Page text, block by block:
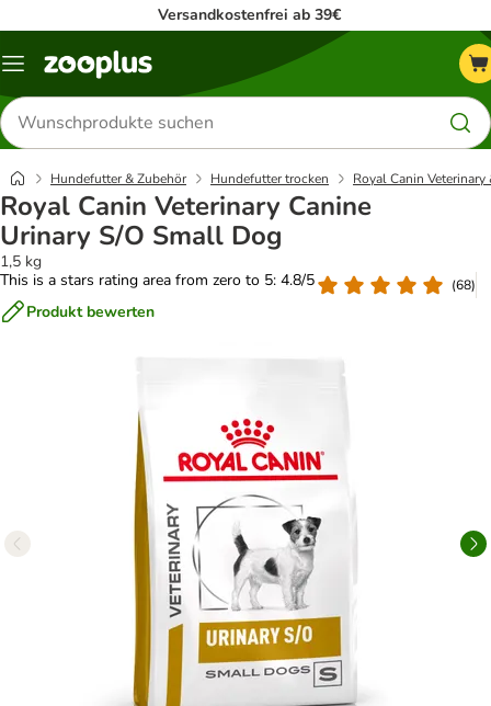
Versandkostenfrei ab 39€
Menü
Produkte
suchen
Hundefutter & Zubehör Hundefutter trocken Royal Canin Veterinary
Royal Canin Veterinary Canine
Urinary S/O Small Dog
1,5 kg
This is a stars rating area from zero to 5: 4.8/5
(68)
Produkt bewerten